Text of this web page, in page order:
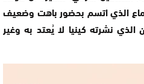
الذي اتسم بحضور باهت وضعيف
الذي نشرته كينيا لا يُعتد به وغير